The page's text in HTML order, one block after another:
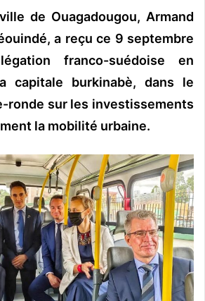
de Ouagadougou, Armand
a reçu ce 9 septembre
franco-suédoise en
capitale burkinabè, dans le
ronde sur les investissements
la mobilité urbaine.